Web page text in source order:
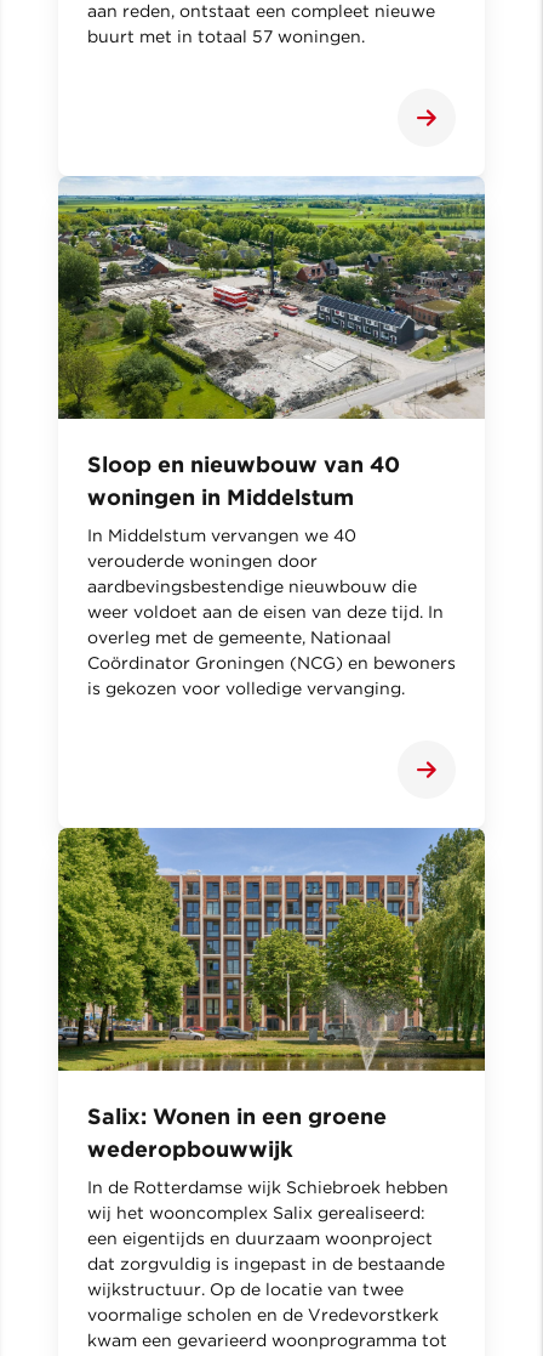
aan reden, ontstaat een compleet nieuwe
buurt met in totaal 57 woningen.
Sloop en nieuwbouw van 40
woningen in Middelstum
In Middelstum vervangen we 40
verouderde woningen door
aardbevingsbestendige nieuwbouw die
weer voldoet aan de eisen van deze tijd. In
overleg met de gemeente, Nationaal
Coördinator Groningen (NCG) en bewoners
is gekozen voor volledige vervanging.
Salix: Wonen in een groene
wederopbouwwijk
In de Rotterdamse wijk Schiebroek hebben
wij het wooncomplex Salix gerealiseerd:
een eigentijds en duurzaam woonproject
dat zorgvuldig is ingepast in de bestaande
wijkstructuur. Op de locatie van twee
voormalige scholen en de Vredevorstkerk
kwam een gevarieerd woonprogramma tot